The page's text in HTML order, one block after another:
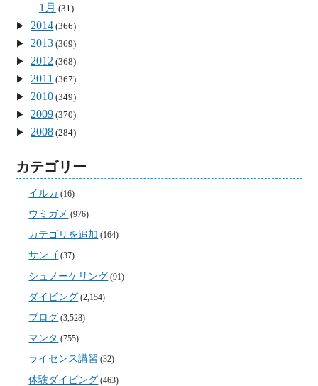
1月 (31)
2014 (366)
2013 (369)
2012 (368)
2011 (367)
2010 (349)
2009 (370)
2008 (284)
カテゴリー
イルカ (16)
ウミガメ (976)
カテゴリを追加 (164)
サンゴ (37)
シュノーケリング (91)
ダイビング (2,154)
ブログ (3,528)
マンタ (755)
ライセンス講習 (32)
体験ダイビング (463)